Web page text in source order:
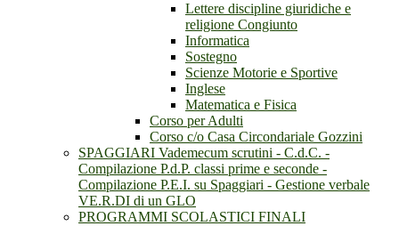
Lettere discipline giuridiche e
religione Congiunto
Informatica
Sostegno
Scienze Motorie e Sportive
Inglese
Matematica e Fisica
Corso per Adulti
Corso c/o Casa Circondariale Gozzini
SPAGGIARI Vademecum scrutini - C.d.C. -
Compilazione P.d.P. classi prime e seconde -
Compilazione P.E.I. su Spaggiari - Gestione verbale
VE.R.DI di un GLO
PROGRAMMI SCOLASTICI FINALI